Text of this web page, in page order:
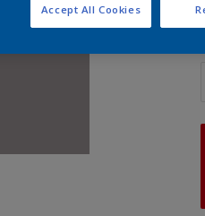
Accept All Cookies